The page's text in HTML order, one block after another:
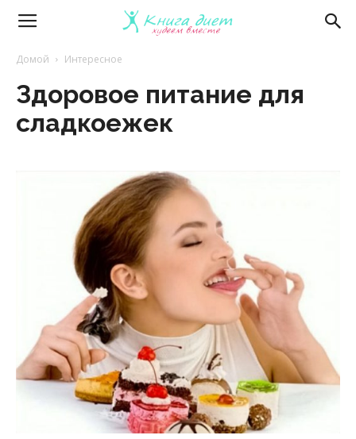
Книга
диет
Домой Интересное
Здоровое питание для
сладкоежек